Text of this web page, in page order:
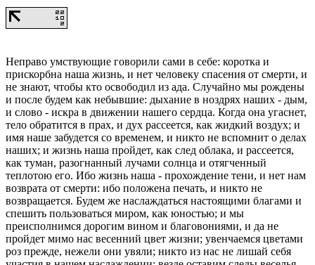
Неправо умствующие говорили сами в себе: коротка и
прискорбна наша жизнь, и нет человеку спасения от смерти, и
не знают, чтобы кто освободил из ада. Случайно мы рождены
и после будем как небывшие: дыхание в ноздрях наших - дым,
и слово - искра в движении нашего сердца. Когда она угаснет,
тело обратится в прах, и дух рассеется, как жидкий воздух; и
имя наше забудется со временем, и никто не вспомнит о делах
наших; и жизнь наша пройдет, как след облака, и рассеется,
как туман, разогнанный лучами солнца и отягченный
теплотою его. Ибо жизнь наша - прохождение тени, и нет нам
возврата от смерти: ибо положена печать, и никто не
возвращается. Будем же наслаждаться настоящими благами и
спешить пользоваться миром, как юностью; и мы
преисполнимся дорогим вином и благовониями, и да не
пройдет мимо нас весенний цвет жизни; увенчаемся цветами
роз прежде, нежели они увяли; никто из нас не лишай себя